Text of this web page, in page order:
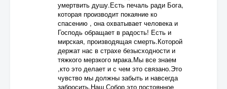
умертвить душу.Есть печаль ради Бога,
которая производит покаяние ко
спасению , она охватывает человека и
Господь обращает в радость! Есть и
мирская, производящая смерть.Которой
держат нас в страхе безысходности и
тяжкого мерзкого мрака.Мы все знаем
,кто это делает и с чем это связано.Это
чувство мы должны забыть и навсегда
забросить.Наш Собор это постоянное